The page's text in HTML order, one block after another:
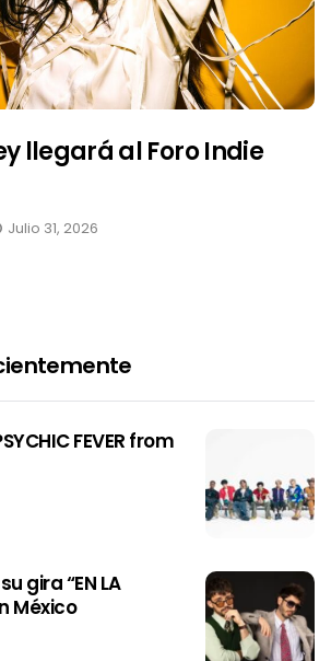
llegará al Foro Indie
Julio 31, 2026
FEVER from
gira “EN LA
México